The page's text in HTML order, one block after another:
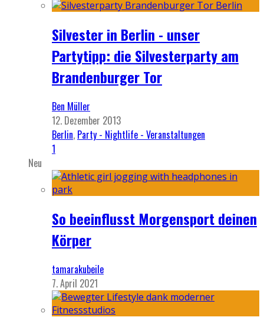
Silvester in Berlin - unser
Partytipp: die Silvesterparty am
Brandenburger Tor
Ben Müller
12. Dezember 2013
Berlin, Party - Nightlife - Veranstaltungen
1
Neu
So beeinflusst Morgensport deinen
Körper
tamarakubeile
7. April 2021